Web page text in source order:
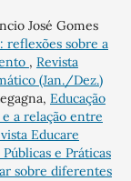
José Gomes
reflexões sobre a
, Revista
(Jan./Dez.)
Educação
e a relação entre
Educare
e Práticas
sobre diferentes